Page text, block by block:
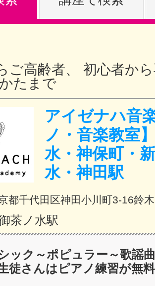
特集をみる
グッドスク
掲載のお問
サイトマッ
ご高齢者、 初心者か
たまで
アイゼナハ音
ノ・音楽教室
水・神保町・
水・神田駅
都千代田区神田小川町3-16鈴
茶ノ水駅
ック～ポピュラー～歌謡
徒さんはピアノ練習が無